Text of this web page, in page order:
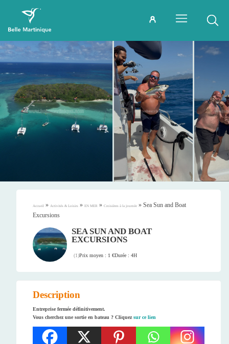
Accueil » Activités & Loisirs » EN MER » Croisières à la journée » Sea Sun and Boat
Excursions
SEA SUN AND BOAT
EXCURSIONS
(1)Prix moyen : 1 €Durée : 4H
Description
Entreprise fermée définitivement.
Vous cherchez une sortie en bateau ? Cliquezsur ce lien